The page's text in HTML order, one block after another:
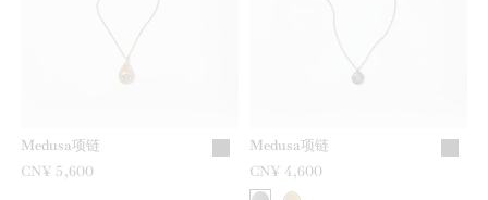
Medusa项链
CN¥ 5,600
Medusa项链
CN¥ 4,600